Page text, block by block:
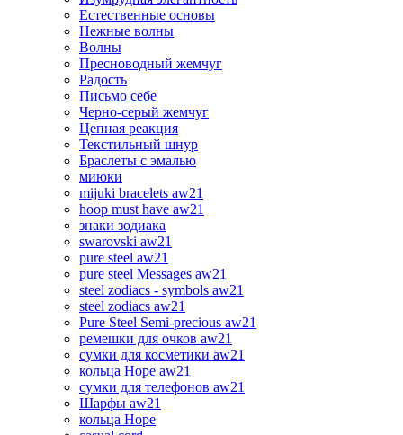
Естественные основы
Нежные волны
Волны
Пресноводный жемчуг
Радость
Письмо себе
Черно-серый жемчуг
Цепная реакция
Текстильный шнур
Браслеты с эмалью
миюки
mijuki bracelets aw21
hoop must have aw21
знаки зодиака
swarovski aw21
pure steel aw21
pure steel Messages aw21
steel zodiacs - symbols aw21
steel zodiacs aw21
Pure Steel Semi-precious aw21
ремешки для очков aw21
сумки для косметики aw21
кольца Hope aw21
сумки для телефонов aw21
Шарфы aw21
кольца Hope